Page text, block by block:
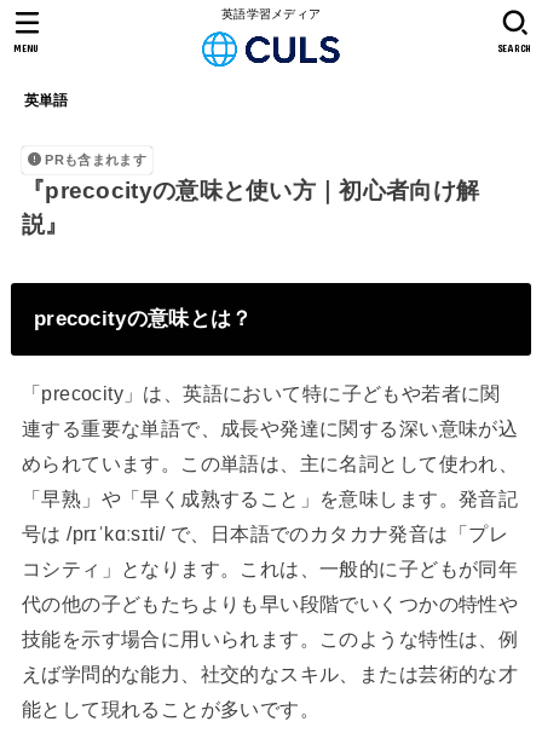
英語学習メディア
英単語
SEARCH
MENU
PRも含まれます
『precocityの意味と使い方｜初心者向け解
説』
precocityの意味とは？
「precocity」は、英語において特に子どもや若者に関
連する重要な単語で、成長や発達に関する深い意味が込
められています。この単語は、主に名詞として使われ、
「早熟」や「早く成熟すること」を意味します。発音記
号は /prɪˈkɑːsɪti/ で、日本語でのカタカナ発音は「プレ
コシティ」となります。これは、一般的に子どもが同年
代の他の子どもたちよりも早い段階でいくつかの特性や
技能を示す場合に用いられます。このような特性は、例
えば学問的な能力、社交的なスキル、または芸術的な才
能として現れることが多いです。